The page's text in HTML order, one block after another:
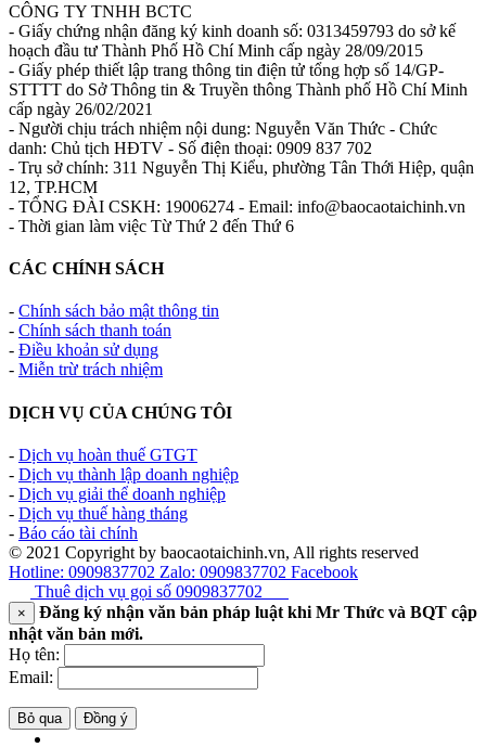
CÔNG TY TNHH BCTC
- Giấy chứng nhận đăng ký kinh doanh số: 0313459793 do sở kế
hoạch đầu tư Thành Phố Hồ Chí Minh cấp ngày 28/09/2015
- Giấy phép thiết lập trang thông tin điện tử tổng hợp số 14/GP-
STTTT do Sở Thông tin & Truyền thông Thành phố Hồ Chí Minh
cấp ngày 26/02/2021
- Người chịu trách nhiệm nội dung: Nguyễn Văn Thức - Chức
danh: Chủ tịch HĐTV - Số điện thoại: 0909 837 702
- Trụ sở chính: 311 Nguyễn Thị Kiểu, phường Tân Thới Hiệp, quận
12, TP.HCM
- TỔNG ĐÀI CSKH: 19006274 - Email: info@baocaotaichinh.vn
- Thời gian làm việc Từ Thứ 2 đến Thứ 6
CÁC CHÍNH SÁCH
- Chính sách bảo mật thông tin
- Chính sách thanh toán
- Điều khoản sử dụng
- Miễn trừ trách nhiệm
DỊCH VỤ CỦA CHÚNG TÔI
- Dịch vụ hoàn thuế GTGT
- Dịch vụ thành lập doanh nghiệp
- Dịch vụ giải thể doanh nghiệp
- Dịch vụ thuế hàng tháng
- Báo cáo tài chính
© 2021 Copyright by baocaotaichinh.vn, All rights reserved
Hotline: 0909837702 Zalo: 0909837702 Facebook
Thuê dịch vụ gọi số 0909837702
×
Đăng ký nhận văn bản pháp luật khi Mr Thức và BQT cập
nhật văn bản mới.
Họ tên:
Email:
Bỏ qua Đồng ý